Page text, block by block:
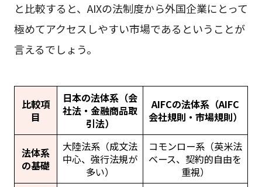
と比較すると、AIXの法制度から外国企業にとって
極めてアクセスしやすい市場であるということが
言えるでしょう。
比較項
目
日本の法体系（会
社法・金融商品取
引法）
AIFCの法体系（AIFC
会社規則・市場規則）
法体系
の基礎
大陸法系（成文法
中心、強行法規が
多い）
コモンロー系（英米法
ベース、契約的自由を
重視）